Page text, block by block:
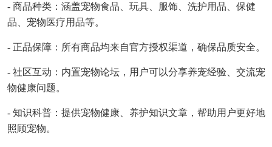
- 商品种类：涵盖宠物食品、玩具、服饰、洗护用品、保健
品、宠物医疗用品等。
- 正品保障：所有商品均来自官方授权渠道，确保品质安全。
- 社区互动：内置宠物论坛，用户可以分享养宠经验、交流宠
物健康问题。
- 知识科普：提供宠物健康、养护知识文章，帮助用户更好地
照顾宠物。